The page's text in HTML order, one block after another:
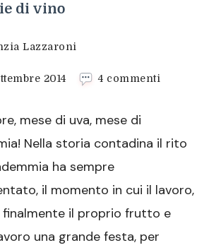
di vino
Lazzaroni
2014 4 commenti
uva
e
vino
mese di uva, mese di
Nella storia contadina il rito
ha sempre
il momento in cui il lavoro,
finalmente il proprio frutto e
una grande festa, per